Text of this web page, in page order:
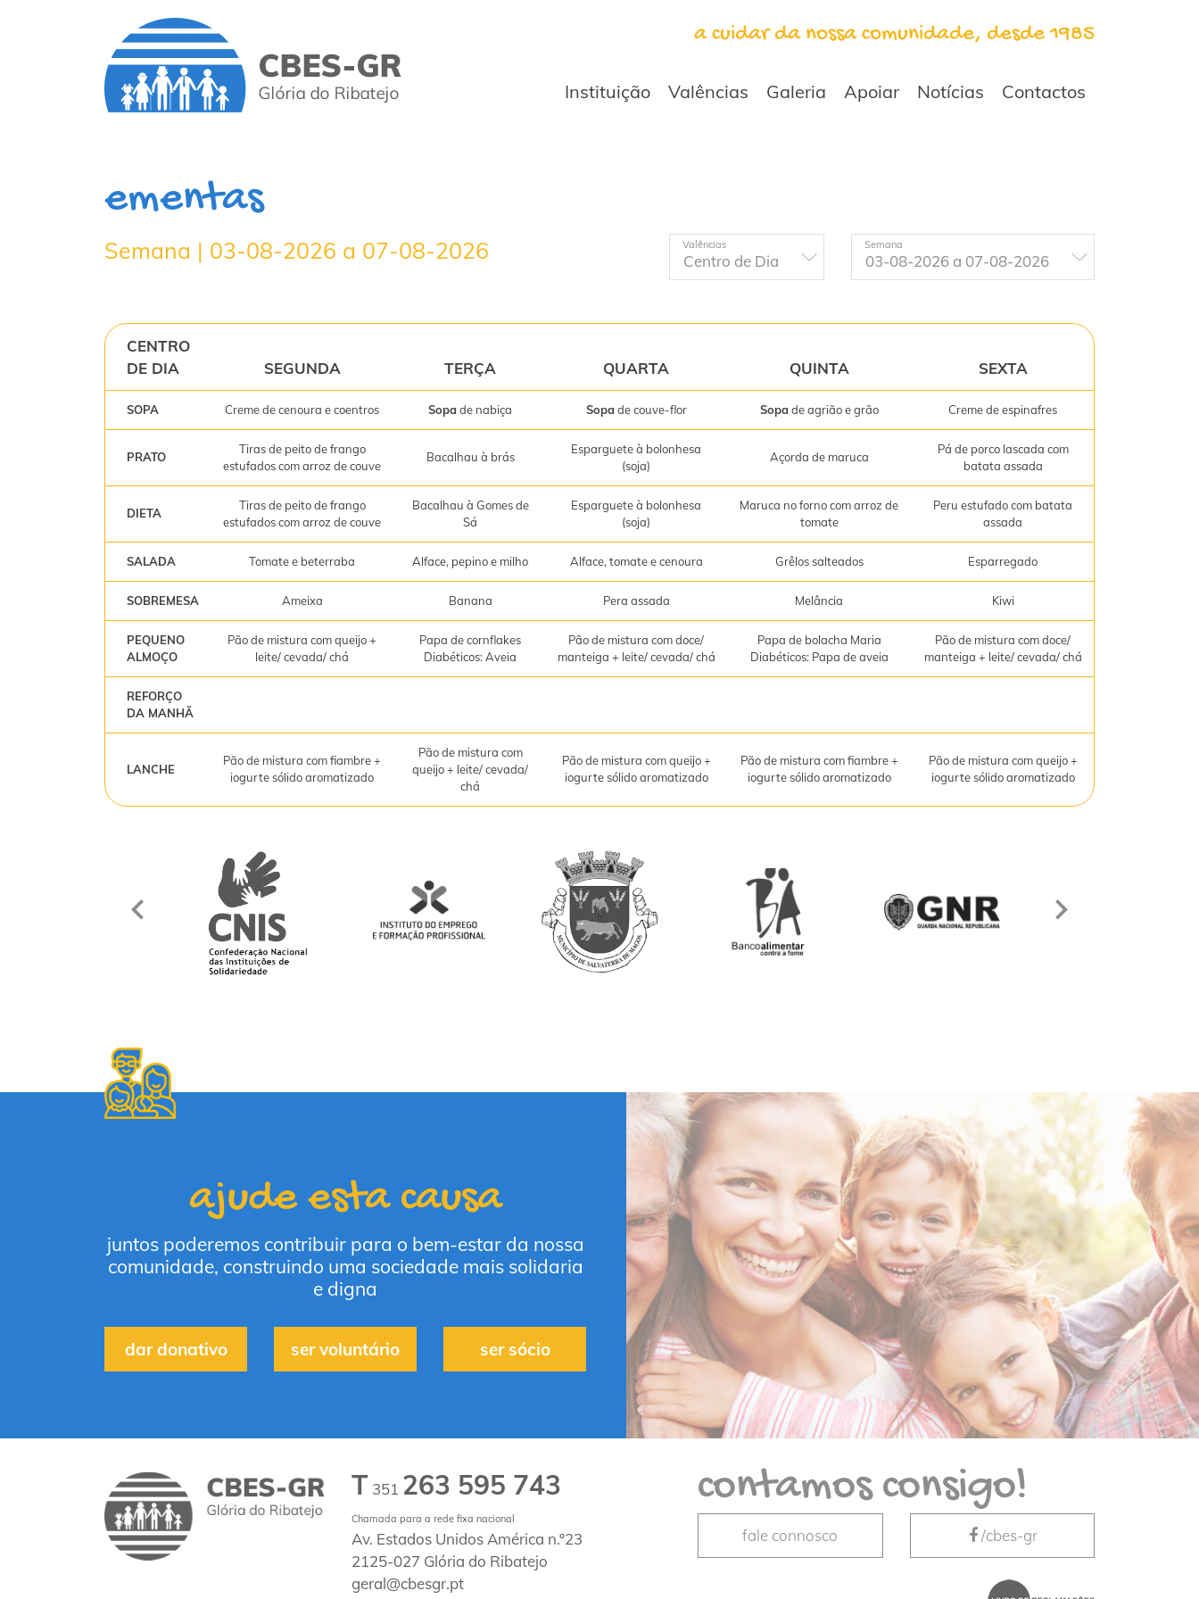
a cuidar da nossa comunidade, desde 1985
Instituição Valências Galeria Apoiar Notícias Contactos
ementas
Semana | 03-08-2026 a 07-08-2026 Valências Semana
CENTRO
DE DIA
SEGUNDA TERÇA QUARTA QUINTA SEXTA
SOPA Creme de cenoura e coentros Sopade nabiça Sopade couve-flor Sopade agrião e grão Creme de espinafres
PRATO
Tiras de peito de frango
estufados com arroz de couve
Bacalhau à brás
Esparguete à bolonhesa
(soja)
Açorda de maruca
Pá de porco lascada com
batata assada
DIETA
Tiras de peito de frango
estufados com arroz de couve
Bacalhau à Gomes de
Sá
Esparguete à bolonhesa
(soja)
Maruca no forno com arroz de
tomate
Peru estufado com batata
assada
SALADA Tomate e beterraba Alface, pepino e milho Alface, tomate e cenoura Grêlos salteados Esparregado
SOBREMESA Ameixa Banana Pera assada Melância Kiwi
PEQUENO
ALMOÇO
Pão de mistura com queijo +
leite/ cevada/ chá
Papa de cornflakes
Diabéticos: Aveia
Pão de mistura com doce/
manteiga + leite/ cevada/ chá
Papa de bolacha Maria
Diabéticos: Papa de aveia
Pão de mistura com doce/
manteiga + leite/ cevada/ chá
REFORÇO
DA MANHÃ
LANCHE
Pão de mistura com fiambre +
iogurte sólido aromatizado
Pão de mistura com
queijo + leite/ cevada/
chá
Pão de mistura com queijo +
iogurte sólido aromatizado
Pão de mistura com fiambre +
iogurte sólido aromatizado
Pão de mistura com queijo +
iogurte sólido aromatizado
ajude esta causa
juntos poderemos contribuir para o bem-estar da nossa
comunidade, construindo uma sociedade mais solidaria
e digna
dar donativo ser voluntário ser sócio
T 351 263 595 743
Chamada para a rede fixa nacional
Av. Estados Unidos América n.º23
2125-027 Glória do Ribatejo
geral@cbesgr.pt
contamos consigo!
fale connosco /cbes-gr